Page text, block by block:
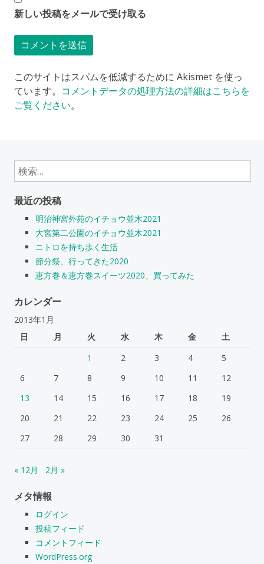
新しい投稿をメールで受け取る
このサイトはスパムを低減するために Akismet を使っ
ています。 コメントデータの処理方法の詳細はこちらを
ご覧ください。
検
索:
最近の投稿
明治神宮外苑のイチョウ並木2021
大宮第二公園のイチョウ並木2021
ニトロを持ち歩く生活
節分祭、行ってきた2020
恵方巻＆恵方巻スイーツ2020、買ってみた
カレンダー
2013年1月
日
月 火 水 木 金
土
1
2 3 4
5
6
7 8 9 10 11
12
13
14 15 16 17 18
19
20
21 22 23 24 25
26
27
28 29 30 31
« 12月 2月 »
メタ情報
ログイン
投稿フィード
コメントフィード
WordPress.org